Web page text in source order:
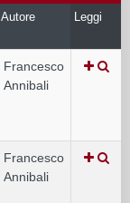
Autore Leggi
Francesco
Annibali
Francesco
Annibali